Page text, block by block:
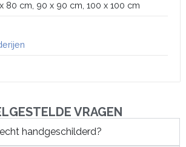
80 cm, 90 x 90 cm, 100 x 100 cm
VRAGEN
handgeschilderd?